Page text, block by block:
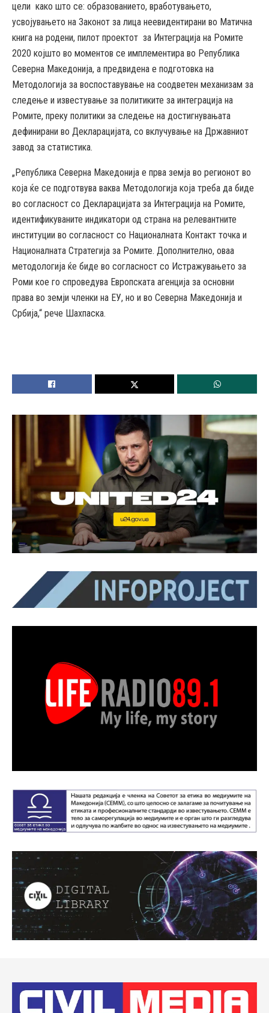
цели како што се: образованието, вработувањето,
усвојувањето на Законот за лица неевидентирани во Матична
книга на родени, пилот проектот за Интеграција на Ромите
2020 којшто во моментов се имплементира во Република
Северна Македонија, а предвидена е подготовка на
Методологија за воспоставување на соодветен механизам за
следење и известување за политиките за интеграција на
Ромите, преку политики за следење на достигнувањата
дефинирани во Декларацијата, со вклучување на Државниот
завод за статистика.
„Република Северна Македонија е прва земја во регионот во
која ќе се подготвува ваква Методологија која треба да биде
во согласност со Декларацијата за Интеграција на Ромите,
идентификуваните индикатори од страна на релевантните
институции во согласност со Националната Контакт точка и
Националната Стратегија за Ромите. Дополнително, оваа
методологија ќе биде во согласност со Истражувањето за
Роми кое го спроведува Европската агенција за основни
права во земји членки на ЕУ, но и во Северна Македонија и
Србијa,“ рече Шахпаска.